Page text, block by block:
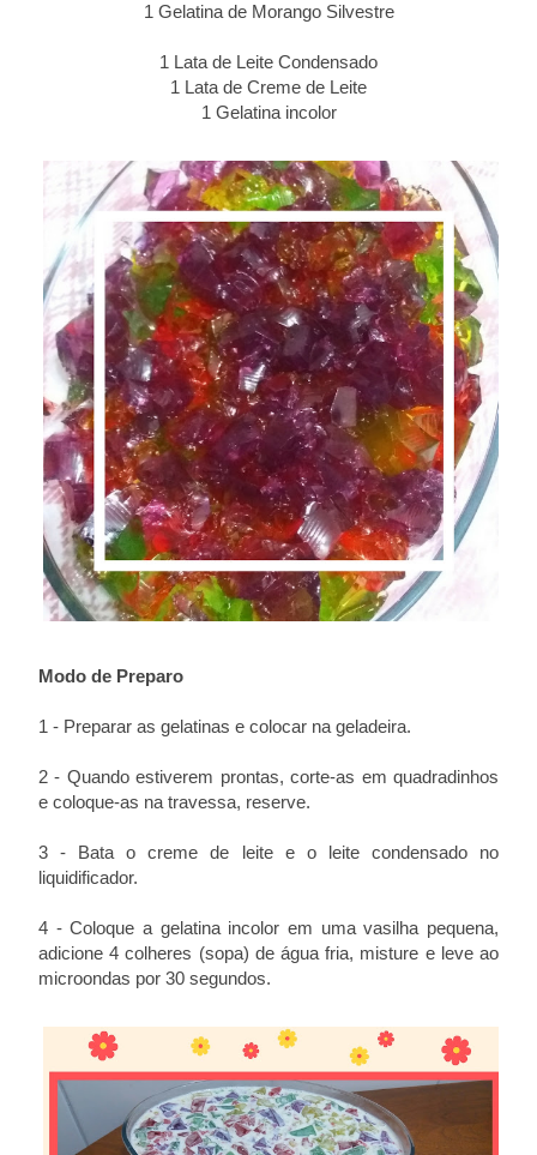
1 Gelatina de Morango Silvestre
1 Lata de Leite Condensado
1 Lata de Creme de Leite
1 Gelatina incolor
Modo de Preparo
1 - Preparar as gelatinas e colocar na geladeira.
2 - Quando estiverem prontas, corte-as em quadradinhos
e coloque-as na travessa, reserve.
3 - Bata o creme de leite e o leite condensado no
liquidificador.
4 - Coloque a gelatina incolor em uma vasilha pequena,
adicione 4 colheres (sopa) de água fria, misture e leve ao
microondas por 30 segundos.